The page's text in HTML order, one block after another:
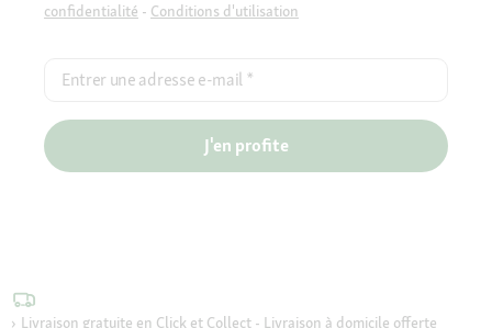
confidentialité - Conditions d'utilisation
Entrer une adresse e-mail *
J'en profite
Livraison gratuite en Click et Collect - Livraison à domicile offerte